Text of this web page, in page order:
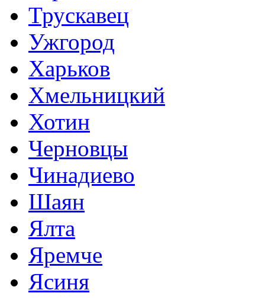
Трускавец
Ужгород
Харьков
Хмельницкий
Хотин
Черновцы
Чинадиево
Шаян
Ялта
Яремче
Ясиня